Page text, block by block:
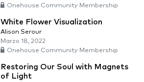
Onehouse Community Membership
White Flower Visualization
Alison Serour
Marzo 18, 2022
Onehouse Community Membership
Restoring Our Soul with Magnets
of Light